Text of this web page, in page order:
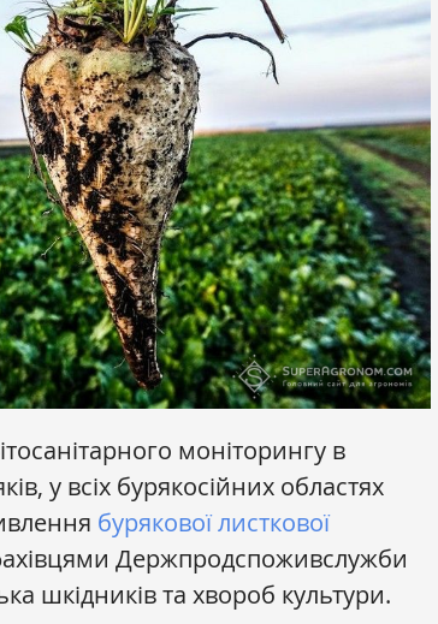
моніторингу в
у всіх бурякосійних областях
бурякової листкової
Держпродспоживслужби
шкідників та хвороб культури.